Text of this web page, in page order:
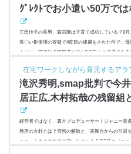
ｸﾞﾚｸﾄでお小遣い50万では
三田佳子の長男、森宮隆は子育て成功している？9
覚〇い剤使用の容疑で4度目の逮捕をされた件で、
んには、高橋祐也容疑者の他に5歳年上の俳優であ
邁進している兄は、弟の高橋祐也とは違い、ネグレ
ももらっていな...
在宅ワークしながら育児するア
滝沢秀明,smap批判で今
居正広,木村拓哉の残留組
経営者ではなく、裏方プロデューサー！ジャニー喜
務所の方針とは？突然の解散と、表舞台からの引退
ユニット内の方向性の違いなのか？今年3月のメニ